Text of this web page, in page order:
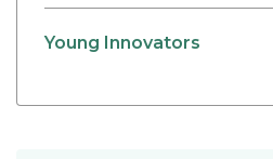
Young Innovators